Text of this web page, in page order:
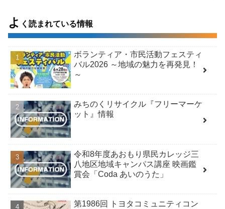
よ く読まれている情報
ボランティア・市民活動フェスティ
バル2026 ～地域の魅力を再発見！
～
みちのくリサイクル『フリーマーケ
ット』情報
令和8年度あおもり県民カレッジ三
八地区地域キャンパス講座 映画鑑
賞会「Coda あいのうた」
第1986回 トヨタコミュニティコン